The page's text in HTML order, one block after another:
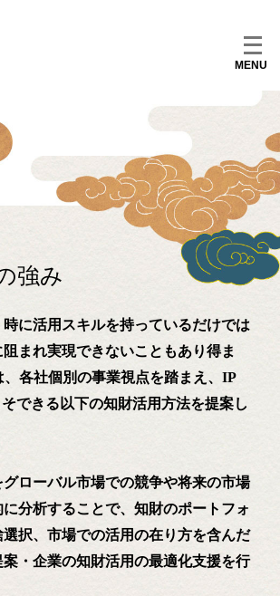
メ
ニ
ー
く
強み
に活用スキルを持っているだけでは
まれ実現できないこともあり得ま
、各社個別の事業視点を踏まえ、IP
できる以下の知財活用方法を提案し
ローバル市場での競争や将来の市場
に分析することで、知財のポートフォ
選択、市場での活用の在り方を含んだ
・企業の知財活用の最適化支援を行